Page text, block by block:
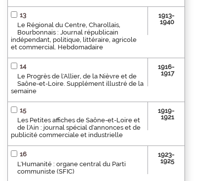
13
Le Régional du Centre, Charollais,
Bourbonnais : Journal républicain
indépendant, politique, littéraire, agricole
et commercial. Hebdomadaire
1913-
1940
14
Le Progrès de l'Allier, de la Nièvre et de
Saône-et-Loire. Supplément illustré de la
semaine
1916-
1917
15
Les Petites affiches de Saône-et-Loire et
de l'Ain : journal spécial d'annonces et de
publicité commerciale et industrielle
1919-
1921
16
L'Humanité : organe central du Parti
communiste (SFIC)
1923-
1925